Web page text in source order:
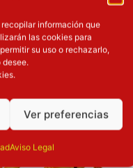
información que
las cookies para
su uso o rechazarlo,
desee.
Ver preferencias
Aviso Legal